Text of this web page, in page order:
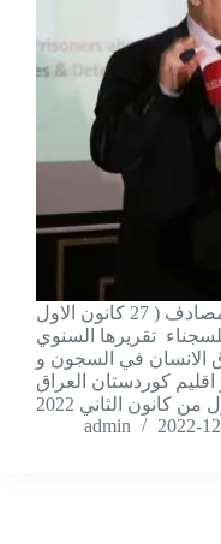
نشرت اليوم ، الثلاثاء المصادف ( 27 كانون الاول
للسجناء تقريرها السنوي
الانسان في السجون و
كوردستان العراق
admin
2022-